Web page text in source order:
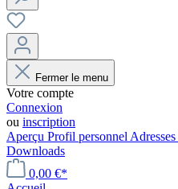
Fermer le menu
Votre compte
Connexion
ou inscription
Aperçu Profil personnel Adresses
Downloads
0,00 €*